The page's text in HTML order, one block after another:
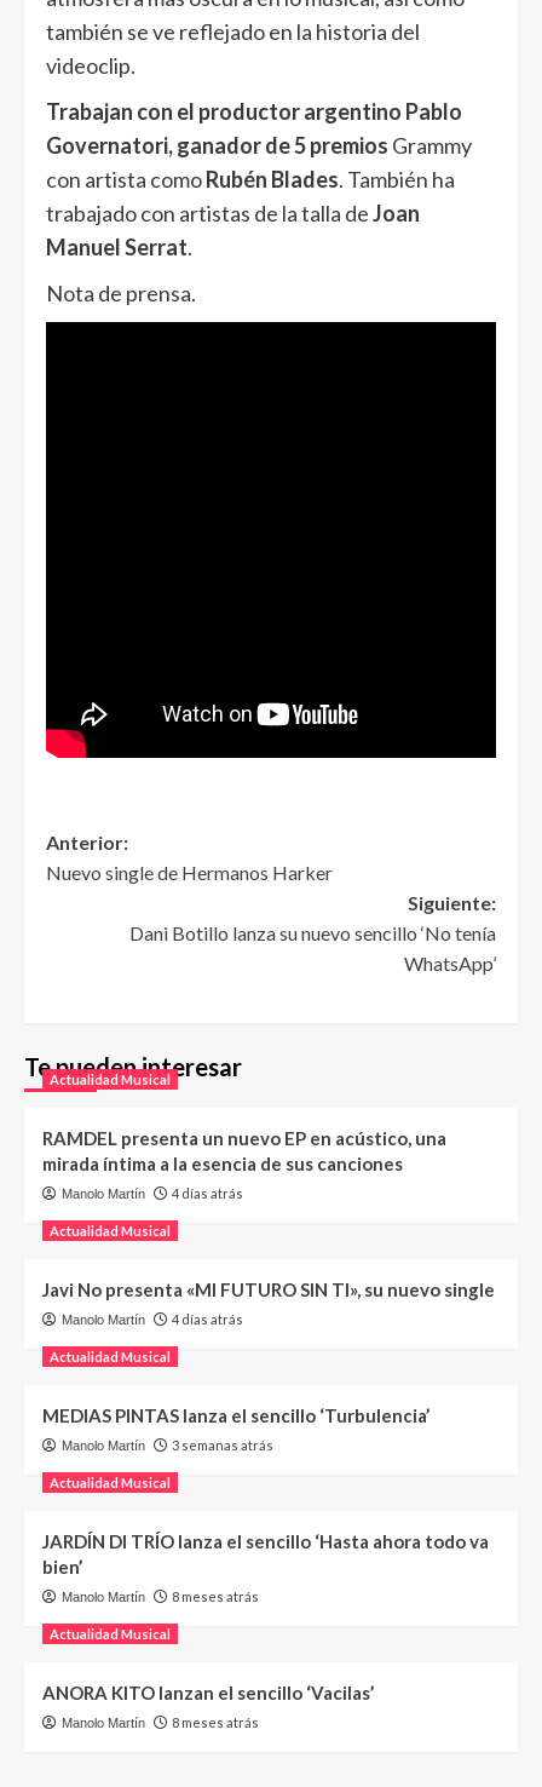
también se ve reflejado en la historia del
videoclip.
Trabajan con el productor argentino Pablo
Governatori, ganador de 5 premios Grammy
con artista comoRubén Blades. También ha
trabajado con artistas de la talla deJoan
Manuel Serrat.
Nota de prensa.
Anterior:
Nuevo single de Hermanos Harker
Siguiente:
Dani Botillo lanza su nuevo sencillo ‘No tenía
WhatsApp’
Te pueden interesar
Actualidad Musical
RAMDEL presenta un nuevo EP en acústico, una
mirada íntima a la esencia de sus canciones
Manolo Martín 4 días atrás
Actualidad Musical
Javi No presenta «MI FUTURO SIN TI», su nuevo single
Manolo Martín 4 días atrás
Actualidad Musical
MEDIAS PINTAS lanza el sencillo ‘Turbulencia’
Manolo Martín 3 semanas atrás
Actualidad Musical
JARDÍN DI TRÍO lanza el sencillo ‘Hasta ahora todo va
bien’
Manolo Martín 8 meses atrás
Actualidad Musical
ANORA KITO lanzan el sencillo ‘Vacilas’
Manolo Martín 8 meses atrás